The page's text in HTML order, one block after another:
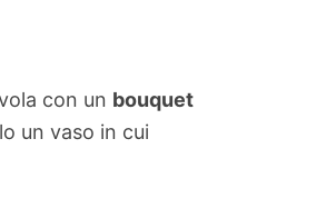
con un bouquet
un vaso in cui